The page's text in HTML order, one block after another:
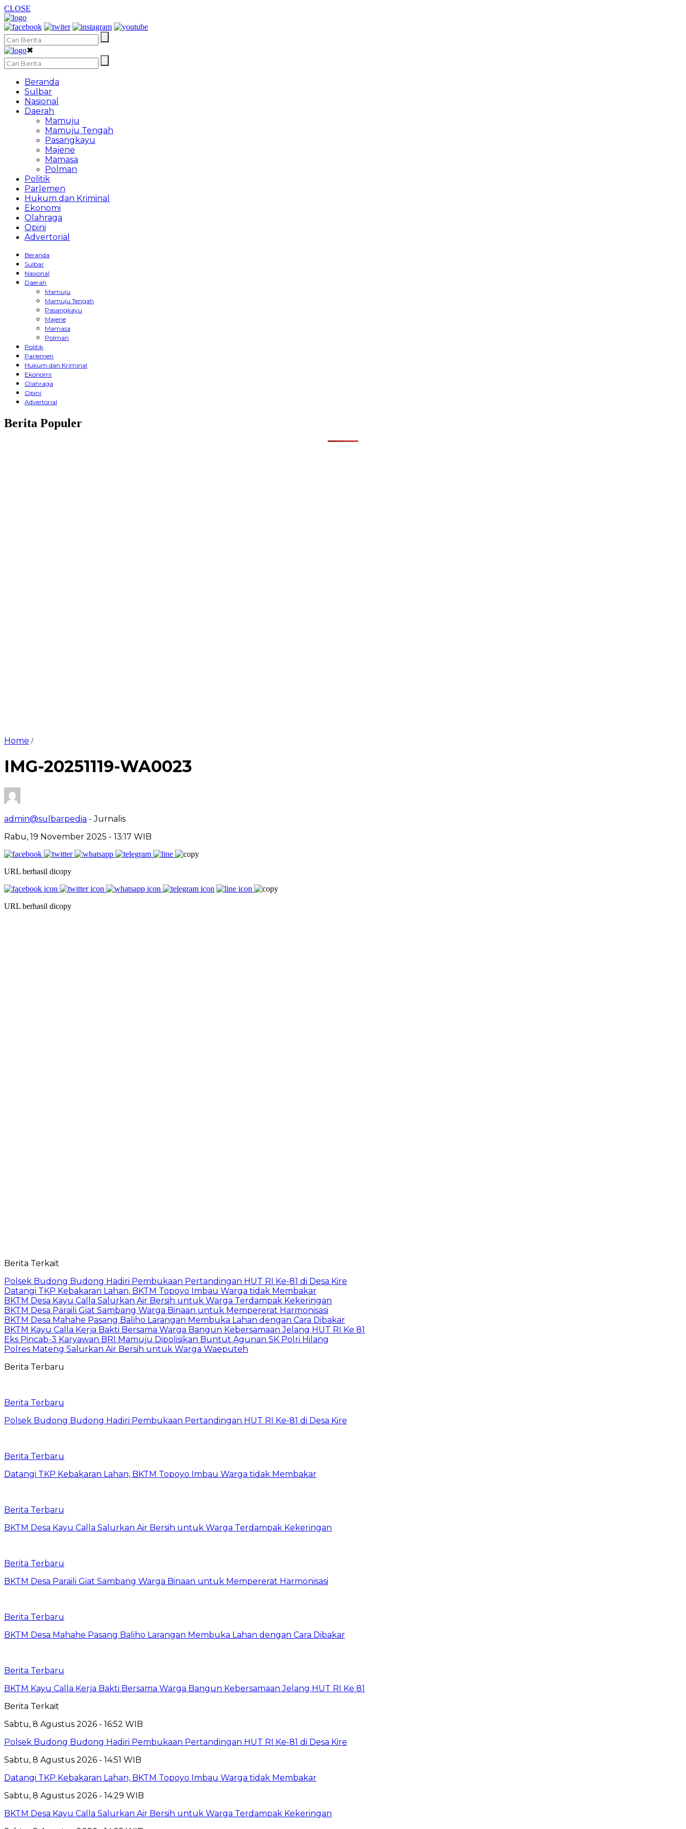
CLOSE
✖
Beranda
Sulbar
Nasional
Daerah
Mamuju
Mamuju Tengah
Pasangkayu
Majene
Mamasa
Polman
Politik
Parlemen
Hukum dan Kriminal
Ekonomi
Olahraga
Opini
Advertorial
Beranda
Sulbar
Nasional
Daerah
Mamuju
Mamuju Tengah
Pasangkayu
Majene
Mamasa
Polman
Politik
Parlemen
Hukum dan Kriminal
Ekonomi
Olahraga
Opini
Advertorial
Berita Populer
Home /
IMG-20251119-WA0023
admin@sulbarpedia - Jurnalis
Rabu, 19 November 2025 - 13:17 WIB
URL berhasil dicopy
URL berhasil dicopy
Berita Terkait
Polsek Budong Budong Hadiri Pembukaan Pertandingan HUT RI Ke-81 di Desa Kire
Datangi TKP Kebakaran Lahan, BKTM Topoyo Imbau Warga tidak Membakar
BKTM Desa Kayu Calla Salurkan Air Bersih untuk Warga Terdampak Kekeringan
BKTM Desa Paraili Giat Sambang Warga Binaan untuk Mempererat Harmonisasi
BKTM Desa Mahahe Pasang Baliho Larangan Membuka Lahan dengan Cara Dibakar
BKTM Kayu Calla Kerja Bakti Bersama Warga Bangun Kebersamaan Jelang HUT RI Ke 81
Eks Pincab-3 Karyawan BRI Mamuju Dipolisikan Buntut Agunan SK Polri Hilang
Polres Mateng Salurkan Air Bersih untuk Warga Waeputeh
Berita Terbaru
Berita Terbaru
Polsek Budong Budong Hadiri Pembukaan Pertandingan HUT RI Ke-81 di Desa Kire
Berita Terbaru
Datangi TKP Kebakaran Lahan, BKTM Topoyo Imbau Warga tidak Membakar
Berita Terbaru
BKTM Desa Kayu Calla Salurkan Air Bersih untuk Warga Terdampak Kekeringan
Berita Terbaru
BKTM Desa Paraili Giat Sambang Warga Binaan untuk Mempererat Harmonisasi
Berita Terbaru
BKTM Desa Mahahe Pasang Baliho Larangan Membuka Lahan dengan Cara Dibakar
Berita Terbaru
BKTM Kayu Calla Kerja Bakti Bersama Warga Bangun Kebersamaan Jelang HUT RI Ke 81
Berita Terkait
Sabtu, 8 Agustus 2026 - 16:52 WIB
Polsek Budong Budong Hadiri Pembukaan Pertandingan HUT RI Ke-81 di Desa Kire
Sabtu, 8 Agustus 2026 - 14:51 WIB
Datangi TKP Kebakaran Lahan, BKTM Topoyo Imbau Warga tidak Membakar
Sabtu, 8 Agustus 2026 - 14:29 WIB
BKTM Desa Kayu Calla Salurkan Air Bersih untuk Warga Terdampak Kekeringan